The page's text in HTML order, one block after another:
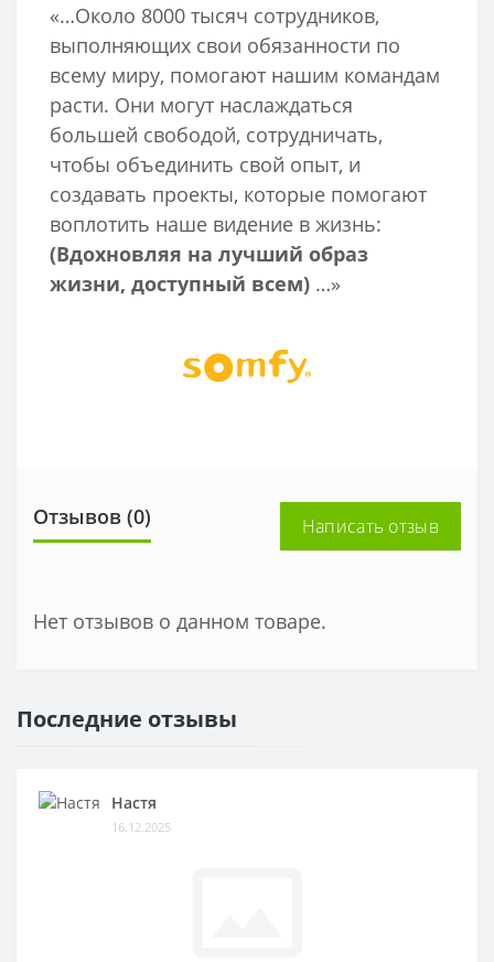
«…Около 8000 тысяч сотрудников,
выполняющих свои обязанности по
всему миру, помогают нашим командам
расти. Они могут наслаждаться
большей свободой, сотрудничать,
чтобы объединить свой опыт, и
создавать проекты, которые помогают
воплотить наше видение в жизнь:
(Вдохновляя на лучший образ
жизни, доступный всем) …»
Отзывов (0) Написать отзыв
Нет отзывов о данном товаре.
Последние отзывы
Настя
16.12.2025